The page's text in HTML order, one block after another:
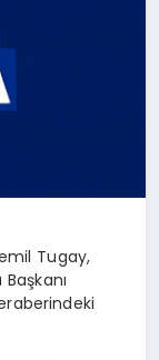
Tugay,